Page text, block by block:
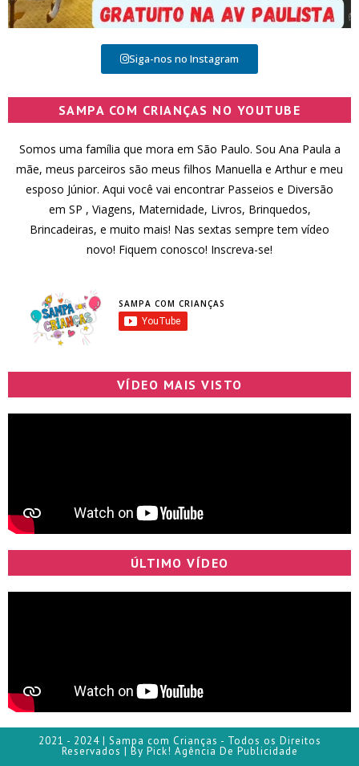
Siga-nos no Instagram
SAMPA COM CRIANÇAS NO YOUTUBE
Somos uma família que mora em São Paulo. Sou Ana Paula a
mãe, meus parceiros são meus filhos Manuella e Arthur e meu
esposo Júnior. Aqui você vai encontrar Passeios e Diversão
em SP , Viagens, Maternidade, Livros, Brinquedos,
Brincadeiras, e muito mais! Nas sextas sempre tem vídeo
novo! Fiquem conosco! Inscreva-se!
SAMPA COM CRIANÇAS
VÍDEO MAIS VISTO
ÚLTIMO VÍDEO
2021 - 2024 | Sampa com Crianças - Todos os Direitos
Reservados | By Pick! Agência De Publicidade